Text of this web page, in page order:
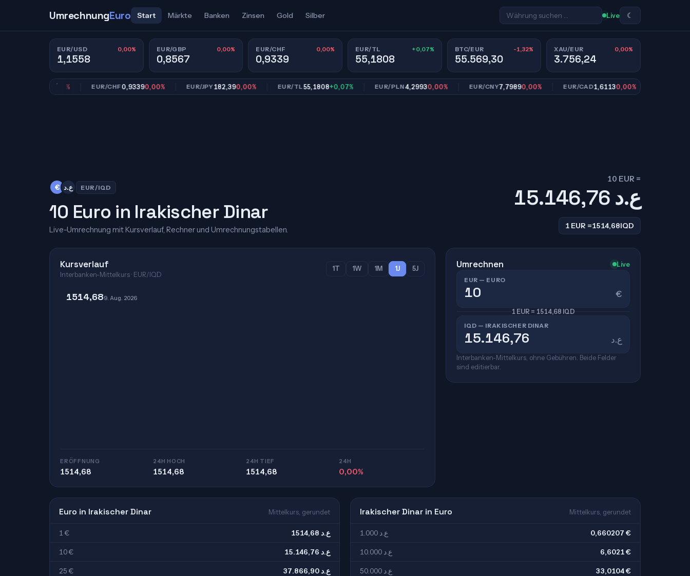
UmrechnungEuro Start Märkte Banken Zinsen Gold Silber Live ☾
EUR/USD 0,00%
1,1558
EUR/GBP 0,00%
0,8567
EUR/CHF 0,00%
0,9339
EUR/TL +0,07%
55,1808
BTC/EUR -1,32%
55.569,30
XAU/EUR 0,00%
3.756,24
EUR/CHF0,93390,00% EUR/JPY182,390,00% EUR/TL55,1808+0,07% EUR/PLN4,29930,00% EUR/CNY7,79890,00% EUR/CAD1,61130,00%
€ ع.د EUR/IQD
10 Euro in Irakischer Dinar
Live-Umrechnung mit Kursverlauf, Rechner und Umrechnungstabellen.
10 EUR =
15.146,76 ع.د
1 EUR =1514,68IQD
Kursverlauf
Interbanken-Mittelkurs · EUR/IQD
1T 1W 1M 1J 5J
1514,689. Aug. 2026
ERÖFFNUNG
1514,68
24H HOCH
1514,68
24H TIEF
1514,68
24H
0,00%
Umrechnen Live
EUR — EURO
€
1 EUR = 1514,68 IQD
IQD — IRAKISCHER DINAR
ع.د
Interbanken-Mittelkurs, ohne Gebühren. Beide Felder
sind editierbar.
Euro in Irakischer Dinar Mittelkurs, gerundet
1 € 1514,68 ع.د
10 € 15.146,76 ع.د
25 € 37.866,90 ع.د
Irakischer Dinar in Euro Mittelkurs, gerundet
1.000 ع.د 0,660207 €
10.000 ع.د 6,6021 €
50.000 ع.د 33,0104 €